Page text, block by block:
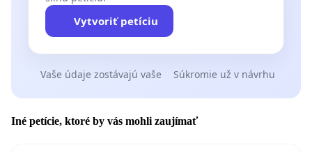
Vytvoriť petíciu
Vaše údaje zostávajú vaše Súkromie už v návrhu
Iné petície, ktoré by vás mohli zaujímať